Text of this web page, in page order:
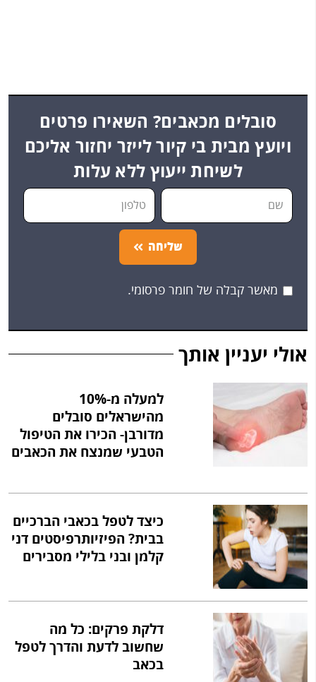
סובלים מכאבים? השאירו פרטים
ויועץ מבית בי קיור לייזר יחזור אליכם
לשיחת ייעוץ ללא עלות
שליחה
מאשר קבלה של חומר פרסומי.
אולי יעניין אותך
למעלה מ-10%
מהישראלים סובלים
מדורבן- הכירו את הטיפול
הטבעי שמנצח את הכאבים
כיצד לטפל בכאבי הברכיים
בבית? הפיזיותרפיסטים דני
קלמן ובני בלילי מסבירים
דלקת פרקים: כל מה
שחשוב לדעת והדרך לטפל
בכאב